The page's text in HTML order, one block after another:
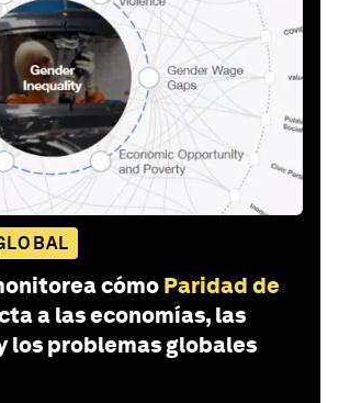
cómo Paridad de
a las economías, las
los problemas globales